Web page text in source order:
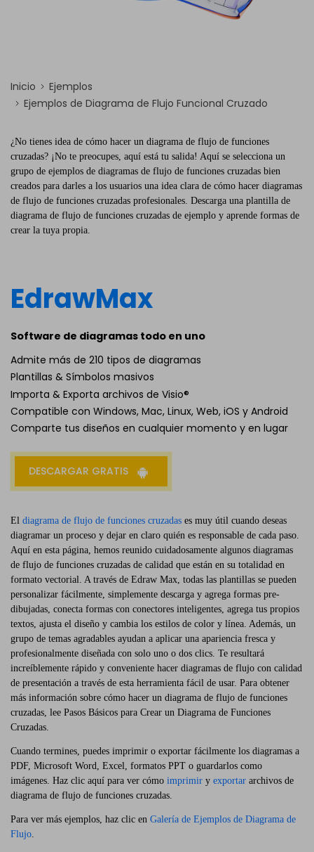
Inicio
Ejemplos
Ejemplos de Diagrama de Flujo Funcional Cruzado
¿No tienes idea de cómo hacer un diagrama de flujo de funciones
cruzadas? ¡No te preocupes, aquí está tu salida! Aquí se selecciona un
grupo de ejemplos de diagramas de flujo de funciones cruzadas bien
creados para darles a los usuarios una idea clara de cómo hacer diagramas
de flujo de funciones cruzadas profesionales. Descarga una plantilla de
diagrama de flujo de funciones cruzadas de ejemplo y aprende formas de
crear la tuya propia.
EdrawMax
Software de diagramas todo en uno
Admite más de 210 tipos de diagramas
Plantillas & Símbolos masivos
Importa & Exporta archivos de Visio®
Compatible con Windows, Mac, Linux, Web, iOS y Android
Comparte tus diseños en cualquier momento y en lugar
DESCARGAR GRATIS
El diagrama de flujo de funciones cruzadas es muy útil cuando deseas
diagramar un proceso y dejar en claro quién es responsable de cada paso.
Aquí en esta página, hemos reunido cuidadosamente algunos diagramas
de flujo de funciones cruzadas de calidad que están en su totalidad en
formato vectorial. A través de Edraw Max, todas las plantillas se pueden
personalizar fácilmente, simplemente descarga y agrega formas pre-
dibujadas, conecta formas con conectores inteligentes, agrega tus propios
textos, ajusta el diseño y cambia los estilos de color y línea. Además, un
grupo de temas agradables ayudan a aplicar una apariencia fresca y
profesionalmente diseñada con solo uno o dos clics. Te resultará
increíblemente rápido y conveniente hacer diagramas de flujo con calidad
de presentación a través de esta herramienta fácil de usar. Para obtener
más información sobre cómo hacer un diagrama de flujo de funciones
cruzadas, lee Pasos Básicos para Crear un Diagrama de Funciones
Cruzadas.
Cuando termines, puedes imprimir o exportar fácilmente los diagramas a
PDF, Microsoft Word, Excel, formatos PPT o guardarlos como
imágenes. Haz clic aquí para ver cómo imprimir y exportar archivos de
diagrama de flujo de funciones cruzadas.
Para ver más ejemplos, haz clic en Galería de Ejemplos de Diagrama de
Flujo